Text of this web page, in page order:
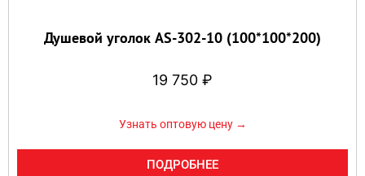
Душевой уголок AS-302-10 (100*100*200)
19 750 ₽
Узнать оптовую цену →
ПОДРОБНЕЕ